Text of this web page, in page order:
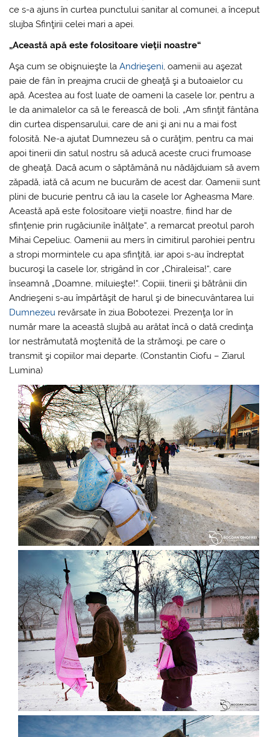
ce s-a ajuns în curtea punctului sanitar al comunei, a început
slujba Sfinţirii celei mari a apei.
„Această apă este folositoare vieţii noastre“
Aşa cum se obişnuieşte laAndrieşeni, oamenii au aşezat
paie de fân în preajma crucii de gheaţă şi a butoaielor cu
apă. Acestea au fost luate de oameni la casele lor, pentru a
le da animalelor ca să le ferească de boli. „Am sfinţit fântâna
din curtea dispensarului, care de ani şi ani nu a mai fost
folosită. Ne-a ajutat Dumnezeu să o curăţim, pentru ca mai
apoi tinerii din satul nostru să aducă aceste cruci frumoase
de gheaţă. Dacă acum o săptămână nu nădăjduiam să avem
zăpadă, iată că acum ne bucurăm de acest dar. Oamenii sunt
plini de bucurie pentru că iau la casele lor Agheasma Mare.
Această apă este folositoare vieţii noastre, fiind har de
sfinţenie prin rugăciunile înălţate“, a remarcat preotul paroh
Mihai Cepeliuc. Oamenii au mers în cimitirul parohiei pentru
a stropi mormintele cu apa sfinţită, iar apoi s-au îndreptat
bucuroşi la casele lor, strigând în cor „Chiraleisa!“, care
înseamnă „Doamne, miluieşte!“. Copiii, tinerii şi bătrânii din
Andrieşeni s-au împărtăşit de harul şi de binecuvântarea lui
Dumnezeu revărsate în ziua Bobotezei. Prezenţa lor în
număr mare la această slujbă au arătat încă o dată credinţa
lor nestrămutată moştenită de la strămoşi, pe care o
transmit şi copiilor mai departe. (Constantin Ciofu – Ziarul
Lumina)